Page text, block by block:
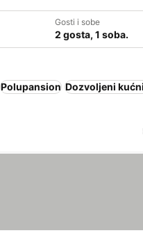
Gosti i sobe
2 gosta, 1 soba.
Polupansion Dozvoljeni